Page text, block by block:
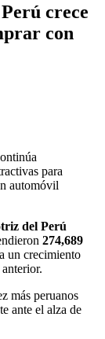
crece
con
para
automóvil
del Perú
274,689
un crecimiento
más peruanos
ante el alza de